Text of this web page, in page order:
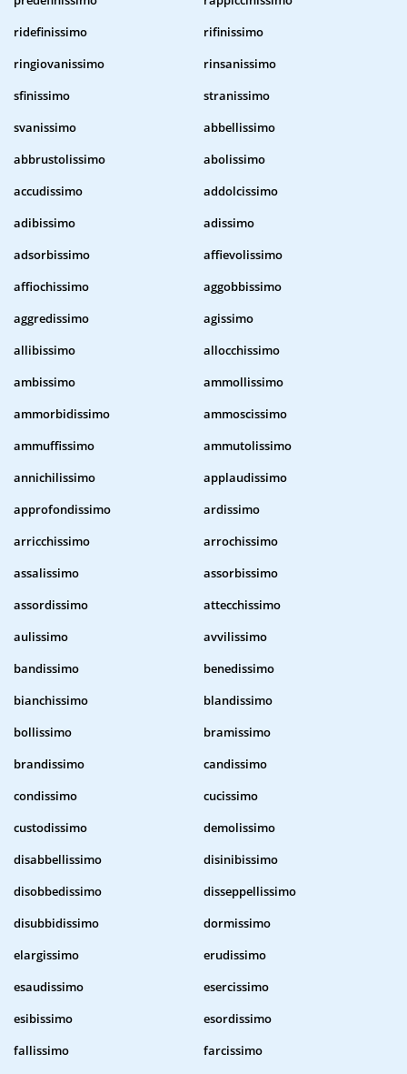
ridefinissimo
rifinissimo
ringiovanissimo
rinsanissimo
sfinissimo
stranissimo
svanissimo
abbellissimo
abbrustolissimo
abolissimo
accudissimo
addolcissimo
adibissimo
adissimo
adsorbissimo
affievolissimo
affiochissimo
aggobbissimo
aggredissimo
agissimo
allibissimo
allocchissimo
ambissimo
ammollissimo
ammorbidissimo
ammoscissimo
ammuffissimo
ammutolissimo
annichilissimo
applaudissimo
approfondissimo
ardissimo
arricchissimo
arrochissimo
assalissimo
assorbissimo
assordissimo
attecchissimo
aulissimo
avvilissimo
bandissimo
benedissimo
bianchissimo
blandissimo
bollissimo
bramissimo
brandissimo
candissimo
condissimo
cucissimo
custodissimo
demolissimo
disabbellissimo
disinibissimo
disobbedissimo
disseppellissimo
disubbidissimo
dormissimo
elargissimo
erudissimo
esaudissimo
esercissimo
esibissimo
esordissimo
fallissimo
farcissimo